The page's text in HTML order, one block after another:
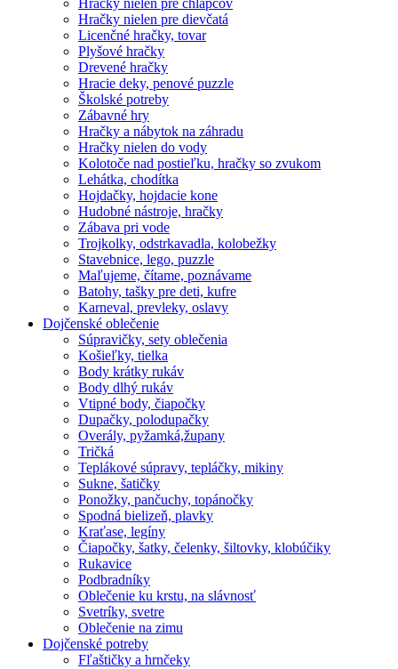
Hračky nielen pre chlapcov
Hračky nielen pre dievčatá
Licenčné hračky, tovar
Plyšové hračky
Drevené hračky
Hracie deky, penové puzzle
Školské potreby
Zábavné hry
Hračky a nábytok na záhradu
Hračky nielen do vody
Kolotoče nad postieľku, hračky so zvukom
Lehátka, chodítka
Hojdačky, hojdacie kone
Hudobné nástroje, hračky
Zábava pri vode
Trojkolky, odstrkavadla, kolobežky
Stavebnice, lego, puzzle
Maľujeme, čítame, poznávame
Batohy, tašky pre deti, kufre
Karneval, prevleky, oslavy
Dojčenské oblečenie
Súpravičky, sety oblečenia
Košieľky, tielka
Body krátky rukáv
Body dlhý rukáv
Vtipné body, čiapočky
Dupačky, polodupačky
Overály, pyžamká,župany
Tričká
Teplákové súpravy, tepláčky, mikiny
Sukne, šatičky
Ponožky, pančuchy, topánočky
Spodná bielizeň, plavky
Kraťase, legíny
Čiapočky, šatky, čelenky, šiltovky, klobúčiky
Rukavice
Podbradníky
Oblečenie ku krstu, na slávnosť
Svetríky, svetre
Oblečenie na zimu
Dojčenské potreby
Fľaštičky a hrnčeky